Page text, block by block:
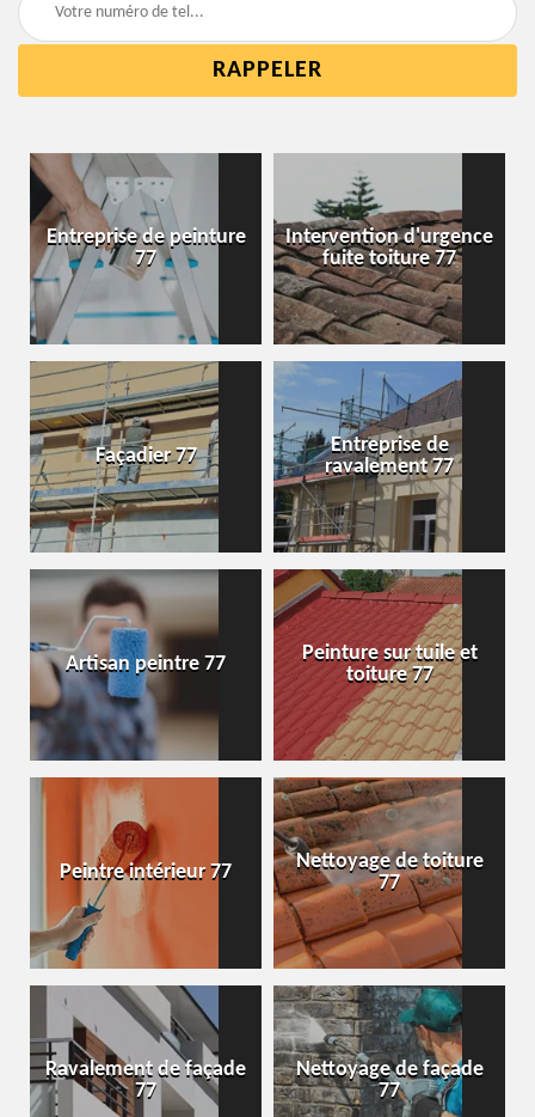
Entreprise de peinture
77
Intervention d'urgence
fuite toiture 77
Façadier 77
Entreprise de
ravalement 77
Artisan peintre 77
Peinture sur tuile et
toiture 77
Peintre intérieur 77
Nettoyage de toiture
77
Ravalement de façade
77
Nettoyage de façade
77